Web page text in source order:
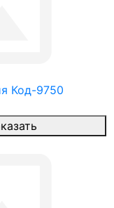
Код-9750